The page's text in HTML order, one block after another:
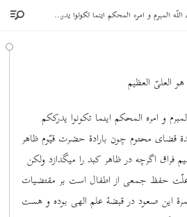
لا مهرب للعباد من قضآء اللّه المبرم و امره المحکم اینما تکونوا یدرککم الموت
هو العلیّ العظیم
و امره المحکم اینما تکونوا یدرککم
قضای محتوم چون بارادۀ حضرت قیّوم ظاهر
فراق اگرچه در ظاهر کبد را میگدازد ولکن
حفظ جمعی از اطفال است بر مقتضیات
این صعود در قبضۀ علم الهی بوده و هست